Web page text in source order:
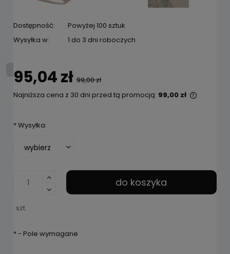
Dostępność:
Powyżej 100 sztuk
Wysyłka w:
1 do 3 dni roboczych
95,04 zł 99,00 zł
Najniższa cena z 30 dni przed tą promocją: 99,00 zł
*Wysyłka:
szt.
do koszyka
*- Pole wymagane